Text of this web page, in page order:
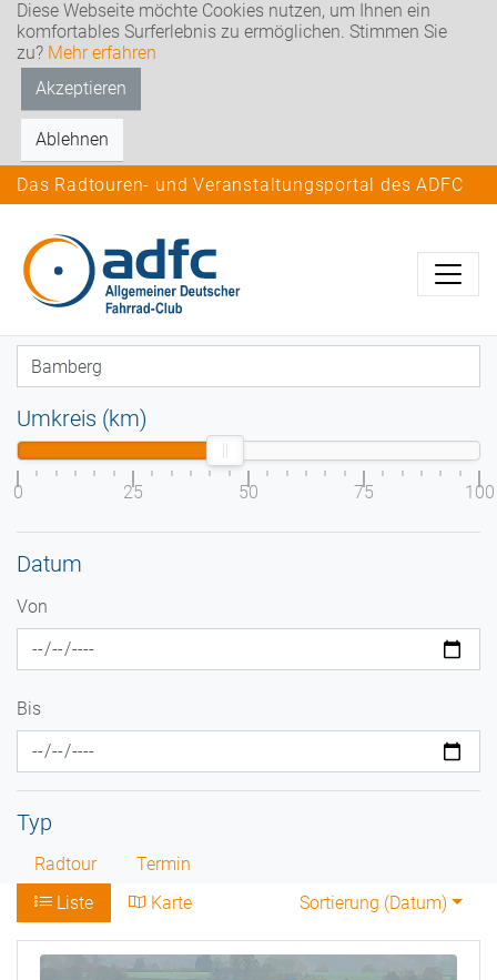
Diese Webseite möchte Cookies nutzen, um Ihnen ein
komfortables Surferlebnis zu ermöglichen. Stimmen Sie
zu? Mehr erfahren
Akzeptieren
Ablehnen
Das Radtouren- und Veranstaltungsportal des ADFC
Umkreis (km)
0 25 50 75 100
Datum
Von
Bis
Typ
Radtour
Termin
Liste
Karte Sortierung (Datum)